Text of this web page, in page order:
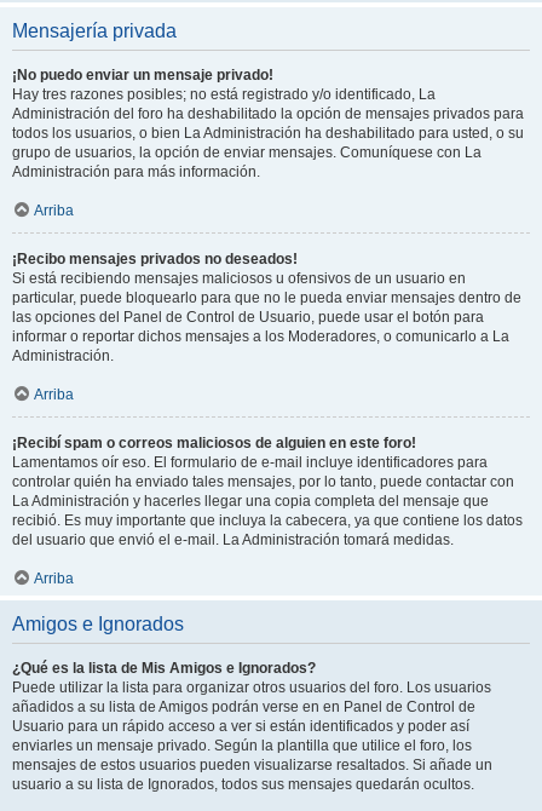
Mensajería privada
¡No puedo enviar un mensaje privado!
Hay tres razones posibles; no está registrado y/o identificado, La
Administración del foro ha deshabilitado la opción de mensajes privados para
todos los usuarios, o bien La Administración ha deshabilitado para usted, o su
grupo de usuarios, la opción de enviar mensajes. Comuníquese con La
Administración para más información.
Arriba
¡Recibo mensajes privados no deseados!
Si está recibiendo mensajes maliciosos u ofensivos de un usuario en
particular, puede bloquearlo para que no le pueda enviar mensajes dentro de
las opciones del Panel de Control de Usuario, puede usar el botón para
informar o reportar dichos mensajes a los Moderadores, o comunicarlo a La
Administración.
Arriba
¡Recibí spam o correos maliciosos de alguien en este foro!
Lamentamos oír eso. El formulario de e-mail incluye identificadores para
controlar quién ha enviado tales mensajes, por lo tanto, puede contactar con
La Administración y hacerles llegar una copia completa del mensaje que
recibió. Es muy importante que incluya la cabecera, ya que contiene los datos
del usuario que envió el e-mail. La Administración tomará medidas.
Arriba
Amigos e Ignorados
¿Qué es la lista de Mis Amigos e Ignorados?
Puede utilizar la lista para organizar otros usuarios del foro. Los usuarios
añadidos a su lista de Amigos podrán verse en en Panel de Control de
Usuario para un rápido acceso a ver si están identificados y poder así
enviarles un mensaje privado. Según la plantilla que utilice el foro, los
mensajes de estos usuarios pueden visualizarse resaltados. Si añade un
usuario a su lista de Ignorados, todos sus mensajes quedarán ocultos.